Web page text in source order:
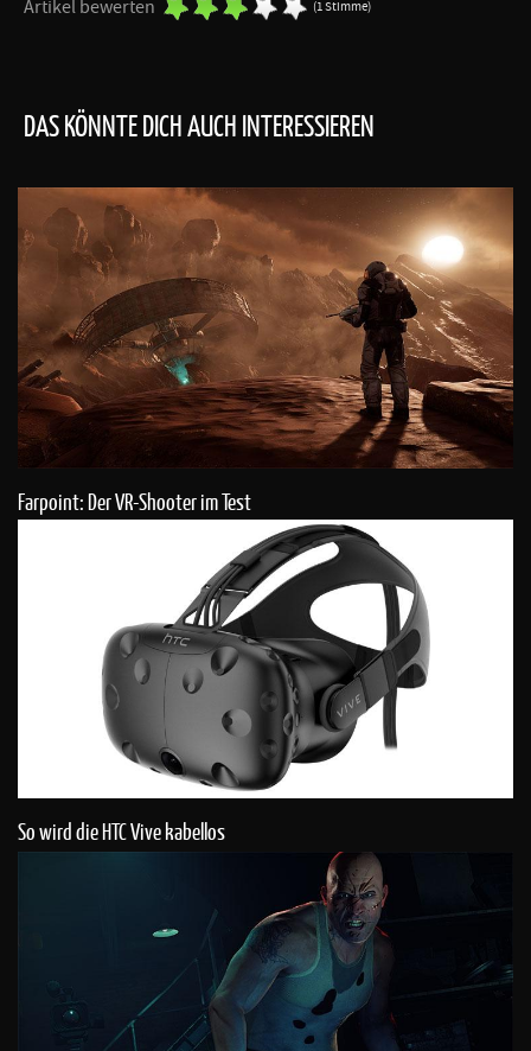
Artikel bewerten (1 Stimme)
DAS KÖNNTE DICH AUCH INTERESSIEREN
Farpoint: Der VR-Shooter im Test
So wird die HTC Vive kabellos